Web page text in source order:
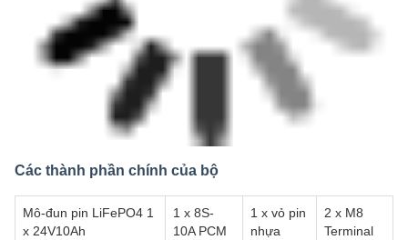
Các thành phần chính của bộ
Mô-đun pin LiFePO4 1
x 24V10Ah
1 x 8S-
10A PCM
1 x vỏ pin
nhựa
2 x M8
Terminal